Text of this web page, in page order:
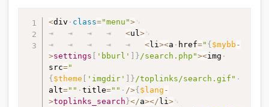
<div class="menu">
<ul >
<li ><a href=" {$mybb -
>settings [ 'bburl' ] } /search.php"><img
src="
{$theme [ 'imgdir' ] } /toplinks/search.gif"
alt="" title="" />{$lang -
>toplinks_search}</a></li >